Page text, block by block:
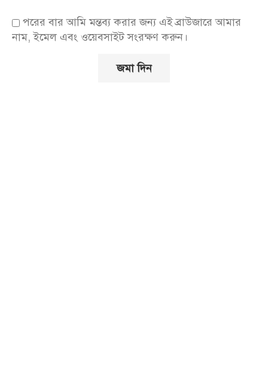
পরের বার আমি মন্তব্য করার জন্য এই ব্রাউজারে আমার
নাম, ইমেল এবং ওয়েবসাইট সংরক্ষণ করুন।